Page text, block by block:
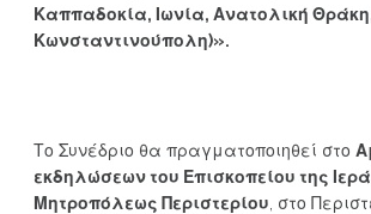
Καππαδοκία, Ιωνία, Ανατολική
Κωνσταντινούπολη)».
Το Συνέδριο θα πραγματοποιηθεί στο
εκδηλώσεων του Επισκοπείου της
Μητροπόλεως Περιστερίου , στο